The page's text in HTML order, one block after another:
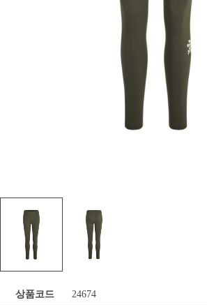
상품코드 24674